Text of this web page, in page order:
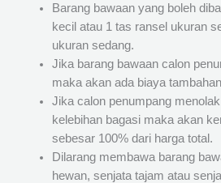
Barang bawaan yang boleh
kecil atau 1 tas ransel ukuran
ukuran sedang.
Jika barang bawaan calon
maka akan ada biaya
Jika calon penumpang
kelebihan bagasi maka akan
sebesar 100% dari harga total.
Dilarang membawa barang
hewan, senjata tajam atau